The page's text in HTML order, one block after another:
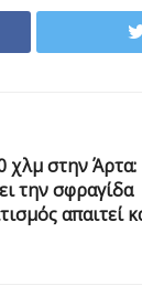
χλμ στην Άρτα:
την σφραγίδα
απαιτεί